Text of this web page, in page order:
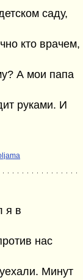
саду,
кто врачем,
А мои папа
руками. И
я в
нас
Минут